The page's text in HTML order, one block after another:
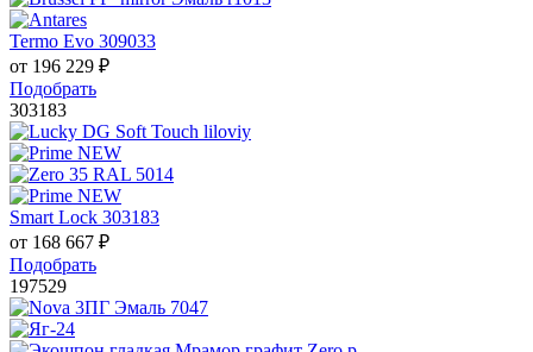
Termo Evo 309033
от 196 229 ₽
Подобрать
303183
Smart Lock 303183
от 168 667 ₽
Подобрать
197529